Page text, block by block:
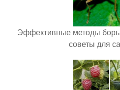
Эффективные методы
советы для